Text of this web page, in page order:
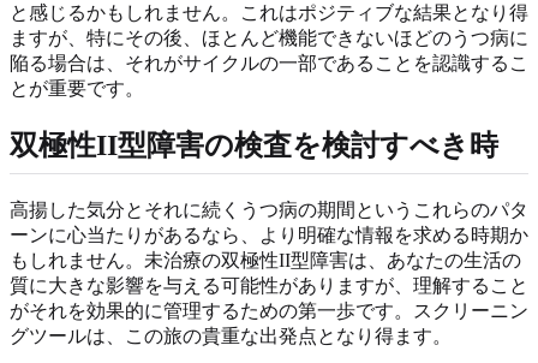
と感じるかもしれません。これはポジティブな結果となり得
ますが、特にその後、ほとんど機能できないほどのうつ病に
陥る場合は、それがサイクルの一部であることを認識するこ
とが重要です。
双極性II型障害の検査を検討すべき時
高揚した気分とそれに続くうつ病の期間というこれらのパタ
ーンに心当たりがあるなら、より明確な情報を求める時期か
もしれません。未治療の双極性II型障害は、あなたの生活の
質に大きな影響を与える可能性がありますが、理解すること
がそれを効果的に管理するための第一歩です。スクリーニン
グツールは、この旅の貴重な出発点となり得ます。